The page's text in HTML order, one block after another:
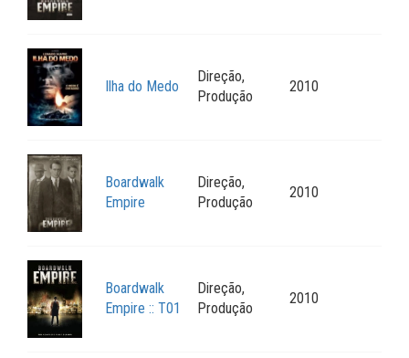
Ilha do Medo
Direção,
Produção
2010
Boardwalk
Empire
Direção,
Produção
2010
Boardwalk
Empire :: T01
Direção,
Produção
2010